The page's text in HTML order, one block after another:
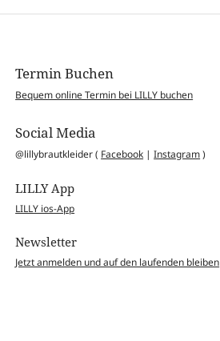
Termin Buchen
Bequem online Termin bei LILLY buchen
Social Media
@lillybrautkleider ( Facebook |Instagram)
LILLY App
LILLY ios-App
Newsletter
Jetzt anmelden und auf den laufenden bleiben